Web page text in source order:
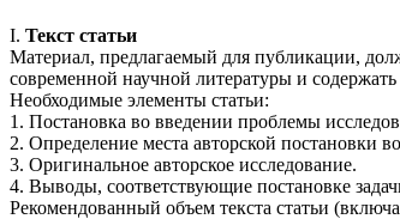
I. Текст статьи
Материал, предлагаемый для публикации,
современной научной литературы и
Необходимые элементы статьи:
1. Постановка во введении проблемы
2. Определение места авторской постановки
3. Оригинальное авторское исследование.
4. Выводы, соответствующие постановке
Рекомендованный объем текста статьи